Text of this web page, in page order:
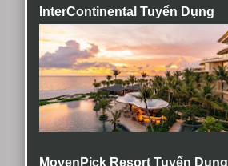
InterContinental Tuyển Dụng
MovenPick Resort Tuyển Dụng